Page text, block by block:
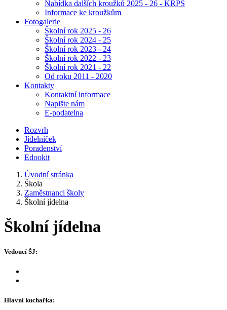
Nabídka dalších kroužků 2025 - 26 - KRPŠ
Informace ke kroužkům
Fotogalerie
Školní rok 2025 - 26
Školní rok 2024 - 25
Školní rok 2023 - 24
Školní rok 2022 - 23
Školní rok 2021 - 22
Od roku 2011 - 2020
Kontakty
Kontaktní informace
Napište nám
E-podatelna
Rozvrh
Jídelníček
Poradenství
Edookit
Úvodní stránka
Škola
Zaměstnanci školy
Školní jídelna
Školní jídelna
Vedoucí ŠJ:
Hlavní kuchařka: